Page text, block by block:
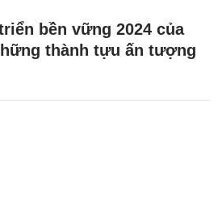
bền vững 2024 của
thành tựu ấn tượng